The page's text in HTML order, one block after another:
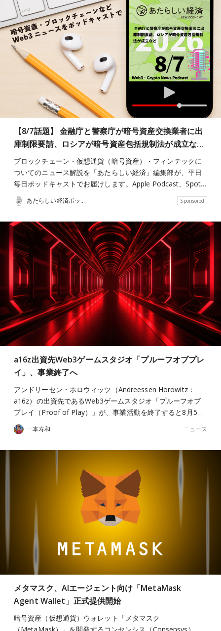
【8/7話題】 金融庁と警察庁が暗号資産交換業者に出
庫制限要請、ロシアが暗号資産包括規制法が成立な…
ブロックチェーン・仮想通貨（暗号資産）・フィンテックに
ついてのニュース解説を「あたらしい経済」編集部が、平日
毎日ポッドキャストでお届けします。Apple Podcast、Spot…
あたらしい経済ポッドキャスト Sponsored
a16z出資先Web3ゲームスタジオ「プルーフオブプレ
イ」、事業終了へ
アンドリーセン・ホロウィッツ（Andreessen Horowitz：
a16z）の出資先であるWeb3ゲームスタジオ「プルーフオブ
プレイ（Proof of Play）」が、事業活動を終了すると8月5…
一本寿和 ニュース
メタマスク、AIエージェント向け「MetaMask
Agent Wallet」正式提供開始
暗号資産（仮想通貨）ウォレット「メタマスク